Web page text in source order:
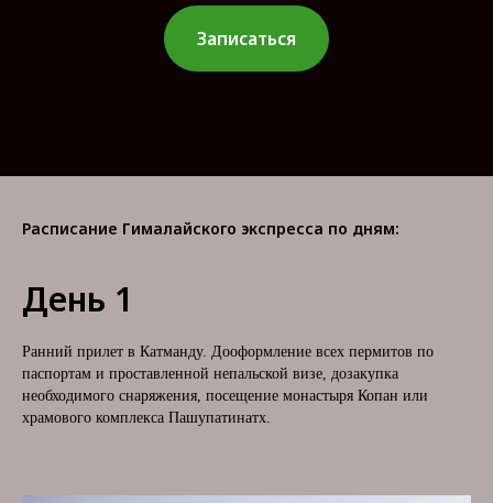
Записаться
Расписание Гималайского экспресса по дням:
День 1
Ранний прилет в Катманду. Дооформление всех пермитов по
паспортам и проставленной непальской визе, дозакупка
необходимого снаряжения, посещение монастыря Копан или
храмового комплекса Пашупатинатх.